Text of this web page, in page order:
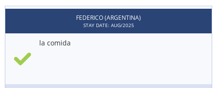
FEDERICO (ARGENTINA)
STAY DATE: AUG/2025
la comida